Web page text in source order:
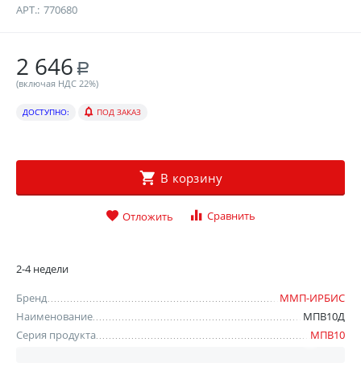
АРТ.: 770680
2 646 Р
(включая НДС 22%)
ДОСТУПНО: ПОД ЗАКАЗ
В корзину
Отложить Сравнить
2-4 недели
Бренд
ММП-ИРБИС
Наименование
МПВ10Д
Серия продукта
МПВ10